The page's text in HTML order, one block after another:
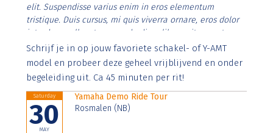
elit. Suspendisse varius enim in eros elementum
tristique. Duis cursus, mi quis viverra ornare, eros dolor
interdum nulla, ut commodo diam libero vitae erat.
Aenean faucibus nibh et justo cursus id rutrum lorem
imperdiet. Nunc ut sem vitae risus tristique posuere.
Schrijf je in op jouw favoriete schakel- of Y-AMT
model en probeer deze geheel vrijblijvend en onder
begeleiding uit. Ca 45 minuten per rit!
Saturday
30
MAY
Yamaha Demo Ride Tour
Rosmalen (NB)